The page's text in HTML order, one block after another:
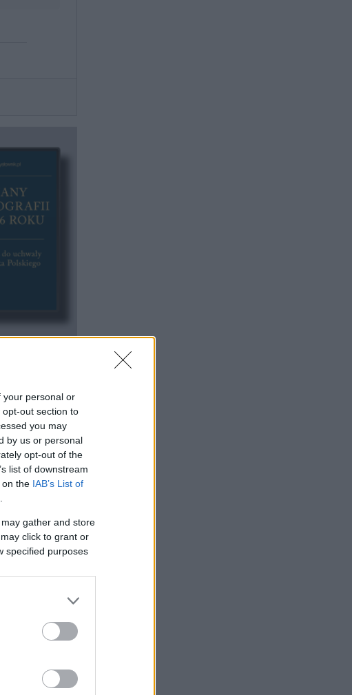
your personal or
out section to
you may
by us or personal
opt-out of the
list of downstream
on the IAB’s List of
gather and store
click to grant or
specified purposes